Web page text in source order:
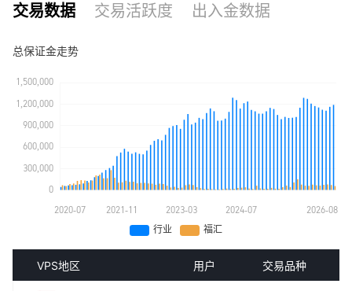
交易数据 交易活跃度 出入金数据
总保证金走势
VPS地区 用户 交易品种